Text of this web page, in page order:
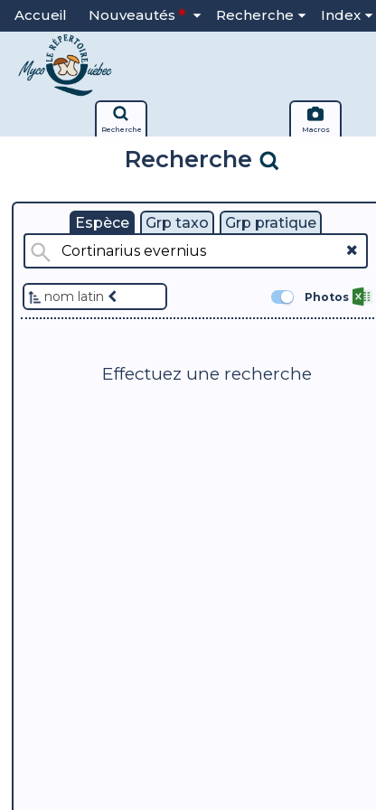
Accueil Nouveautés Recherche Index
Recherche Macros
Recherche
Espèce Grp taxo Grp pratique
nom latin Photos
Effectuez une recherche